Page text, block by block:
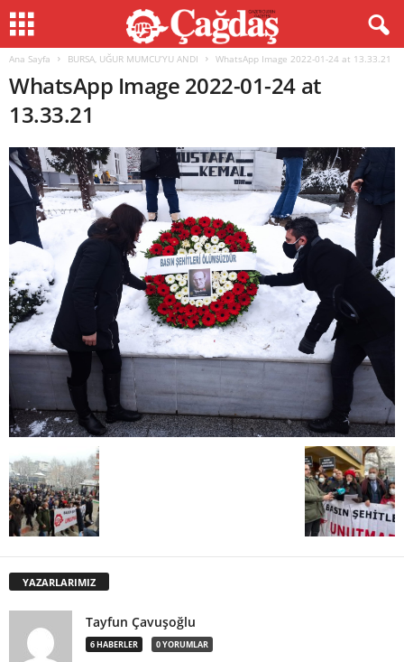
Ana Sayfa BURSA, UĞUR MUMCU’YU ANDI WhatsApp Image 2022-01-24 at 13.33.21
WhatsApp Image 2022-01-24 at
13.33.21
YAZARLARIMIZ
Tayfun Çavuşoğlu
6 HABERLER 0 YORUMLAR